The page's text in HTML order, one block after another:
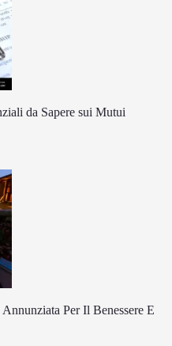
da Sapere sui Mutui
Per Il Benessere E